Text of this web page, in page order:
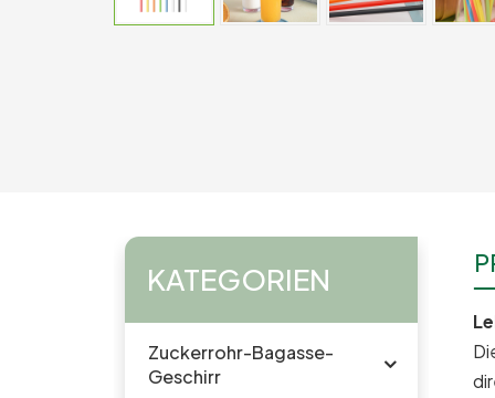
KATEGORIEN
Zuckerrohr-Bagasse-
Geschirr